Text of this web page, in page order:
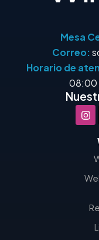
Mesa
Correo:
Horario de
08:00